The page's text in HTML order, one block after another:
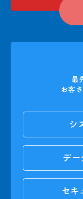
最
お客
シ
デー
セキ